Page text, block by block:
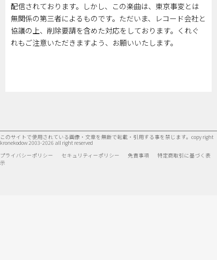
配信されております。しかし、この楽曲は、東京事変とは
無関係の第三者によるものです。ただいま、レコード会社と
協議の上、削除要請を含めた対応をしております。くれぐ
れもご注意いただきますよう、お願いいたします。
このサイトで使用されている画像・文章を無断で転載・引用する事を禁じます。 copy right
kronekodow 2003-2026 all right reserved
プライバシーポリシー
セキュリティーポリシー 免責事項
特定商取引に基づく表
示